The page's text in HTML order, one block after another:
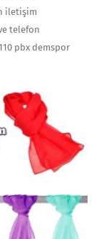
iletişim
telefon
pbx demspor